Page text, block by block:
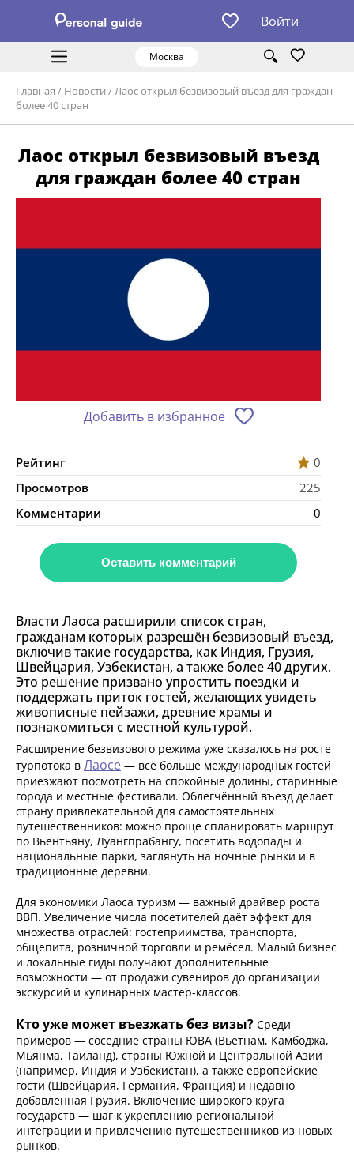
Войти
Москва
Главная / Новости /Лаос открыл безвизовый въезд для граждан
более 40 стран
Лаос открыл безвизовый въезд
для граждан более 40 стран
Добавить в избранное
Рейтинг
0
Просмотров
225
Комментарии
0
Оставить комментарий
Власти Лаоса расширили список стран,
гражданам которых разрешён безвизовый въезд,
включив такие государства, как Индия, Грузия,
Швейцария, Узбекистан, а также более 40 других.
Это решение призвано упростить поездки и
поддержать приток гостей, желающих увидеть
живописные пейзажи, древние храмы и
познакомиться с местной культурой.
Расширение безвизового режима уже сказалось на росте
турпотока в Лаосе — всё больше международных гостей
приезжают посмотреть на спокойные долины, старинные
города и местные фестивали. Облегчённый въезд делает
страну привлекательной для самостоятельных
путешественников: можно проще спланировать маршрут
по Вьентьяну, Луангпрабангу, посетить водопады и
национальные парки, заглянуть на ночные рынки и в
традиционные деревни.
Для экономики Лаоса туризм — важный драйвер роста
ВВП. Увеличение числа посетителей даёт эффект для
множества отраслей: гостеприимства, транспорта,
общепита, розничной торговли и ремёсел. Малый бизнес
и локальные гиды получают дополнительные
возможности — от продажи сувениров до организации
экскурсий и кулинарных мастер‑классов.
Кто уже может въезжать без визы? Среди
примеров — соседние страны ЮВА (Вьетнам, Камбоджа,
Мьянма, Таиланд), страны Южной и Центральной Азии
(например, Индия и Узбекистан), а также европейские
гости (Швейцария, Германия, Франция) и недавно
добавленная Грузия. Включение широкого круга
государств — шаг к укреплению региональной
интеграции и привлечению путешественников из новых
рынков.